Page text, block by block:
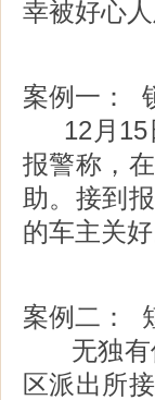
幸被好心
案例一：
12月15
报警称，
助。接到
的车主关好
案例二：
无独有
区派出所